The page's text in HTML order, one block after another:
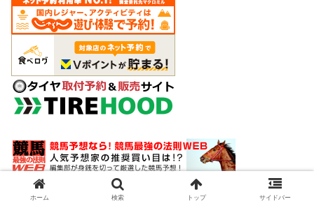
ホーム 検索 トップ サイドバー